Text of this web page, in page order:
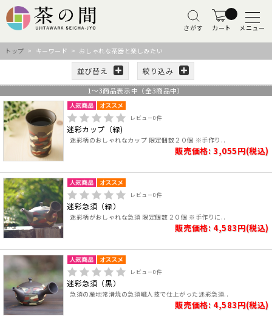
さがす カート メニュー
トップ > キーワード > おしゃれな茶器と楽しみたい
並び替え 絞り込み
1 ～3商品表示中（全3商品中）
レビュー0件
迷彩カップ（緑)
迷彩柄のおしゃれなカップ 限定個数２０個 ※手作り..
販売価格: 3,055円(税込)
レビュー0件
迷彩急須（緑）
迷彩柄がおしゃれな急須 限定個数２０個 ※手作りに..
販売価格: 4,583円(税込)
レビュー0件
迷彩急須（黒）
急須の産地常滑焼の急須職人技で仕上がった迷彩急須..
販売価格: 4,583円(税込)